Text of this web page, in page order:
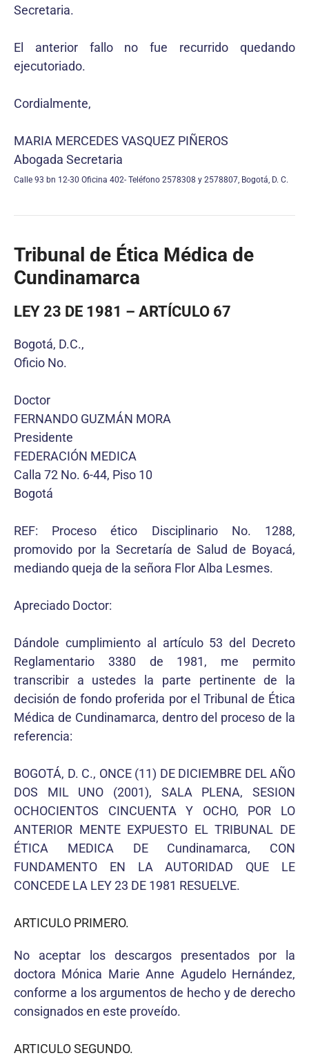
Secretaria.
El anterior fallo no fue recurrido quedando
ejecutoriado.
Cordialmente,
MARIA MERCEDES VASQUEZ PIÑEROS
Abogada Secretaria
Calle 93 bn 12-30 Oficina 402- Teléfono 2578308 y 2578807, Bogotá, D. C.
Tribunal de Ética Médica de
Cundinamarca
LEY 23 DE 1981 – ARTÍCULO 67
Bogotá, D.C.,
Oficio No.
Doctor
FERNANDO GUZMÁN MORA
Presidente
FEDERACIÓN MEDICA
Calla 72 No. 6-44, Piso 10
Bogotá
REF: Proceso ético Disciplinario No. 1288,
promovido por la Secretaría de Salud de Boyacá,
mediando queja de la señora Flor Alba Lesmes.
Apreciado Doctor:
Dándole cumplimiento al artículo 53 del Decreto
Reglamentario 3380 de 1981, me permito
transcribir a ustedes la parte pertinente de la
decisión de fondo proferida por el Tribunal de Ética
Médica de Cundinamarca, dentro del proceso de la
referencia:
BOGOTÁ, D. C., ONCE (11) DE DICIEMBRE DEL AÑO
DOS MIL UNO (2001), SALA PLENA, SESION
OCHOCIENTOS CINCUENTA Y OCHO, POR LO
ANTERIOR MENTE EXPUESTO EL TRIBUNAL DE
ÉTICA MEDICA DE Cundinamarca, CON
FUNDAMENTO EN LA AUTORIDAD QUE LE
CONCEDE LA LEY 23 DE 1981 RESUELVE.
ARTICULO PRIMERO.
No aceptar los descargos presentados por la
doctora Mónica Marie Anne Agudelo Hernández,
conforme a los argumentos de hecho y de derecho
consignados en este proveído.
ARTICULO SEGUNDO.